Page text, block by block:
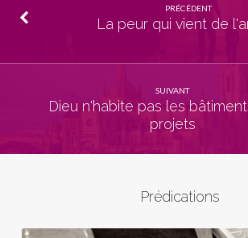
PRÉCÉDENT
La peur qui vient de
SUIVANT
Dieu n'habite pas les
projets
Prédications